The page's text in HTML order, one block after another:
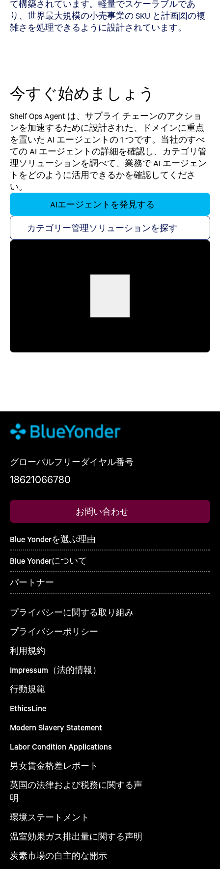
て構築されています。軽量でスケーラブルであ
り、世界最大規模の小売事業の SKU と計画図の複
雑さを処理できるように設計されています。
今すぐ始めましょう
Shelf Ops Agent は、サプライ チェーンのアクショ
ンを加速するために設計された、ドメインに重点
を置いた AI エージェントの 1 つです。当社のすべ
ての AI エージェントの詳細を確認し、カテゴリ管
理ソリューションを調べて、業務で AI エージェン
トをどのように活用できるかを確認してくださ
い。
AIエージェントを発見する
カテゴリー管理ソリューションを探す
グローバルフリーダイヤル番号
18621066780
お問い合わせ
Blue Yonderを選ぶ理由
Blue Yonderについて
パートナー
プライバシーに関する取り組み
プライバシーポリシー
利用規約
Impressum（法的情報）
行動規範
EthicsLine
Modern Slavery Statement
Labor Condition Applications
男女賃金格差レポート
英国の法律および税務に関する声
明
環境ステートメント
温室効果ガス排出量に関する声明
炭素市場の自主的な開示